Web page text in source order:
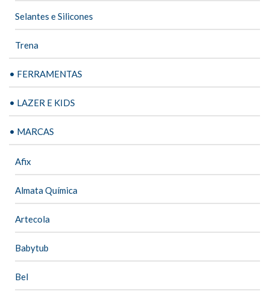
Selantes e Silicones
Trena
• FERRAMENTAS
• LAZER E KIDS
• MARCAS
Afix
Almata Química
Artecola
Babytub
Bel